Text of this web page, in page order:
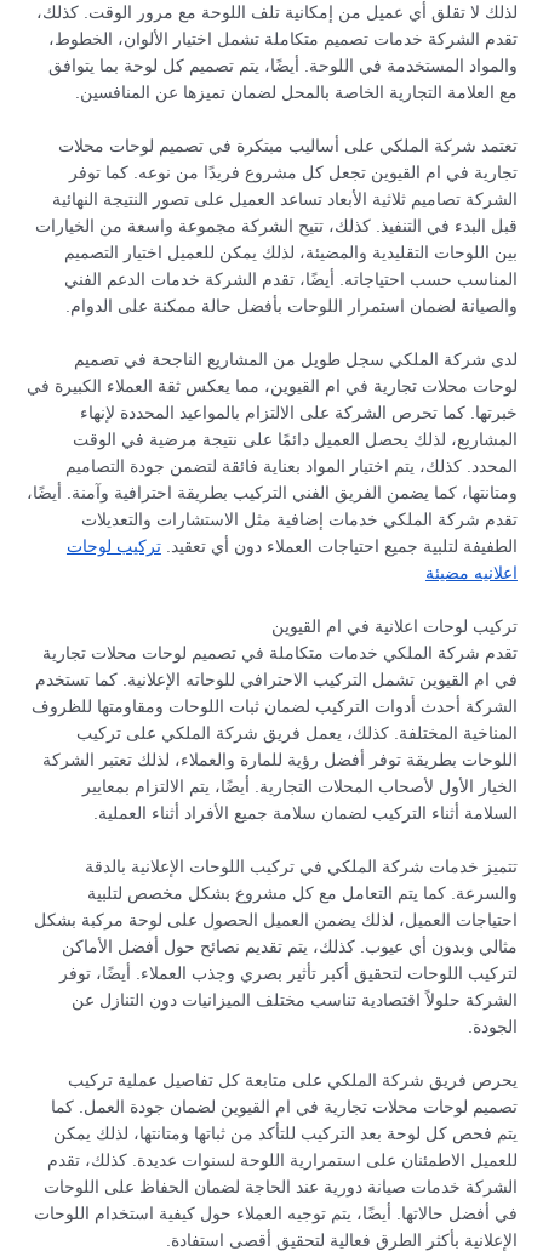
لذلك لا تقلق أي عميل من إمكانية تلف اللوحة مع مرور الوقت. كذلك،
تقدم الشركة خدمات تصميم متكاملة تشمل اختيار الألوان، الخطوط،
والمواد المستخدمة في اللوحة. أيضًا، يتم تصميم كل لوحة بما يتوافق
مع العلامة التجارية الخاصة بالمحل لضمان تميزها عن المنافسين.
تعتمد شركة الملكي على أساليب مبتكرة في تصميم لوحات محلات
تجارية في ام القيوين تجعل كل مشروع فريدًا من نوعه. كما توفر
الشركة تصاميم ثلاثية الأبعاد تساعد العميل على تصور النتيجة النهائية
قبل البدء في التنفيذ. كذلك، تتيح الشركة مجموعة واسعة من الخيارات
بين اللوحات التقليدية والمضيئة، لذلك يمكن للعميل اختيار التصميم
المناسب حسب احتياجاته. أيضًا، تقدم الشركة خدمات الدعم الفني
والصيانة لضمان استمرار اللوحات بأفضل حالة ممكنة على الدوام.
لدى شركة الملكي سجل طويل من المشاريع الناجحة في تصميم
لوحات محلات تجارية في ام القيوين، مما يعكس ثقة العملاء الكبيرة في
خبرتها. كما تحرص الشركة على الالتزام بالمواعيد المحددة لإنهاء
المشاريع، لذلك يحصل العميل دائمًا على نتيجة مرضية في الوقت
المحدد. كذلك، يتم اختيار المواد بعناية فائقة لتضمن جودة التصاميم
ومتانتها، كما يضمن الفريق الفني التركيب بطريقة احترافية وآمنة. أيضًا،
تقدم شركة الملكي خدمات إضافية مثل الاستشارات والتعديلات
الطفيفة لتلبية جميع احتياجات العملاء دون أي تعقيد.تركيب لوحات
اعلانيه مضيئة
تركيب لوحات اعلانية في ام القيوين
تقدم شركة الملكي خدمات متكاملة في تصميم لوحات محلات تجارية
في ام القيوين تشمل التركيب الاحترافي للوحاته الإعلانية. كما تستخدم
الشركة أحدث أدوات التركيب لضمان ثبات اللوحات ومقاومتها للظروف
المناخية المختلفة. كذلك، يعمل فريق شركة الملكي على تركيب
اللوحات بطريقة توفر أفضل رؤية للمارة والعملاء، لذلك تعتبر الشركة
الخيار الأول لأصحاب المحلات التجارية. أيضًا، يتم الالتزام بمعايير
السلامة أثناء التركيب لضمان سلامة جميع الأفراد أثناء العملية.
تتميز خدمات شركة الملكي في تركيب اللوحات الإعلانية بالدقة
والسرعة. كما يتم التعامل مع كل مشروع بشكل مخصص لتلبية
احتياجات العميل، لذلك يضمن العميل الحصول على لوحة مركبة بشكل
مثالي وبدون أي عيوب. كذلك، يتم تقديم نصائح حول أفضل الأماكن
لتركيب اللوحات لتحقيق أكبر تأثير بصري وجذب العملاء. أيضًا، توفر
الشركة حلولاً اقتصادية تناسب مختلف الميزانيات دون التنازل عن
الجودة.
يحرص فريق شركة الملكي على متابعة كل تفاصيل عملية تركيب
تصميم لوحات محلات تجارية في ام القيوين لضمان جودة العمل. كما
يتم فحص كل لوحة بعد التركيب للتأكد من ثباتها ومتانتها، لذلك يمكن
للعميل الاطمئنان على استمرارية اللوحة لسنوات عديدة. كذلك، تقدم
الشركة خدمات صيانة دورية عند الحاجة لضمان الحفاظ على اللوحات
في أفضل حالاتها. أيضًا، يتم توجيه العملاء حول كيفية استخدام اللوحات
الإعلانية بأكثر الطرق فعالية لتحقيق أقصى استفادة.